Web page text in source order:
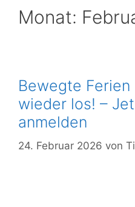
Monat:
Bewegte
wieder los! –
anmelden
24. Februar 2026 von